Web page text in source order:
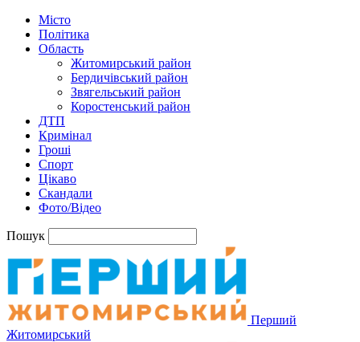
Місто
Політика
Область
Житомирський район
Бердичівський район
Звягельський район
Коростенський район
ДТП
Кримінал
Гроші
Спорт
Цікаво
Скандали
Фото/Відео
Пошук
Перший
Житомирський